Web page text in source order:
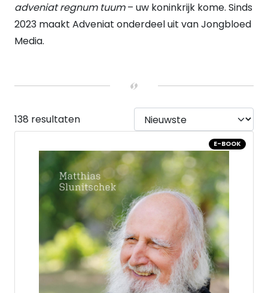
adveniat regnum tuum– uw koninkrijk kome. Sinds
2023 maakt Adveniat onderdeel uit van Jongbloed
Media.
138 resultaten
E-BOOK